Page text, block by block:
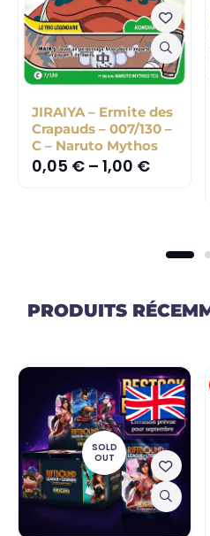
JIRAIYA – Ermite des
Crapauds – 007/130 –
C – Naruto Mythos
0,05 € – 1,00 €
PRODUITS
SOLD
OUT